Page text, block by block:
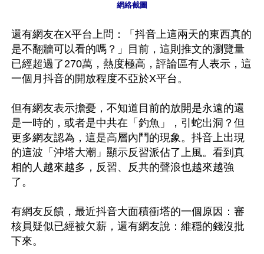
網絡截圖
還有網友在X平台上問：「抖音上這兩天的東西真的
是不翻牆可以看的嗎？」目前，這則推文的瀏覽量
已經超過了270萬，熱度極高，評論區有人表示，這
一個月抖音的開放程度不亞於X平台。
但有網友表示擔憂，不知道目前的放開是永遠的還
是一時的，或者是中共在「釣魚」，引蛇出洞？但
更多網友認為，這是高層內鬥的現象。抖音上出現
的這波「沖塔大潮」顯示反習派佔了上風。看到真
相的人越來越多，反習、反共的聲浪也越來越強
了。
有網友反饋，最近抖音大面積衝塔的一個原因：審
核員疑似已經被欠薪，還有網友說：維穩的錢沒批
下來。